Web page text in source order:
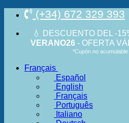
Passer
(+34) 672 329 393
💧 DESCUENTO DEL -
VERANO26- OFERTA
*Cupón no
Français
Español
English
Français
Português
Italiano